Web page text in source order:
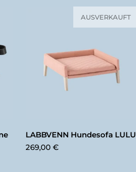
LABBVENN Hundesofa LULU
269,00 €
AUSVERKAUFT